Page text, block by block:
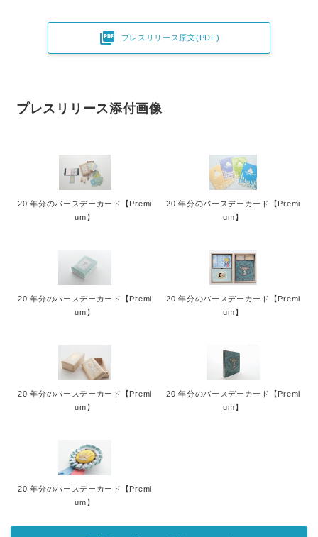
 プレスリリース原文(PDF)
プレスリリース添付画像
20 年分のバースデーカード【Premi
um】
20 年分のバースデーカード【Premi
um】
20 年分のバースデーカード【Premi
um】
20 年分のバースデーカード【Premi
um】
20 年分のバースデーカード【Premi
um】
20 年分のバースデーカード【Premi
um】
20 年分のバースデーカード【Premi
um】